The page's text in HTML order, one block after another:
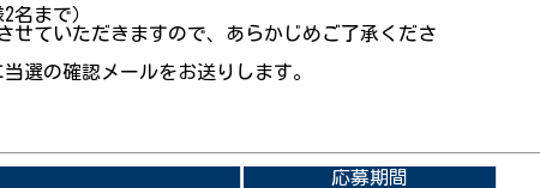
名まで）
ていただきますので、あらかじめご了承くださ
選の確認メールをお送りします。
応募期間